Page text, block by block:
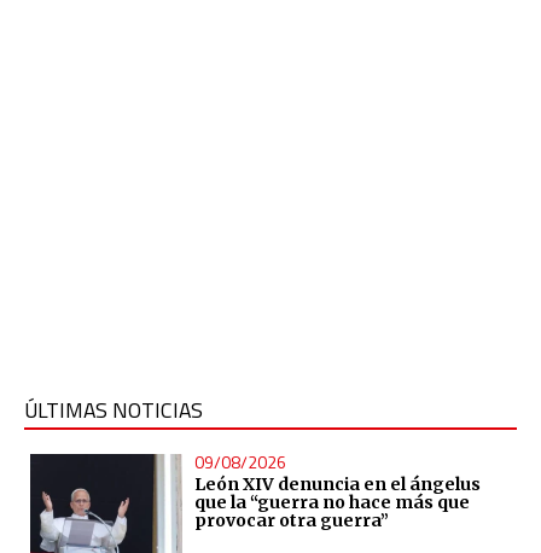
ÚLTIMAS NOTICIAS
09/08/2026
León XIV denuncia en el ángelus
que la “guerra no hace más que
provocar otra guerra”